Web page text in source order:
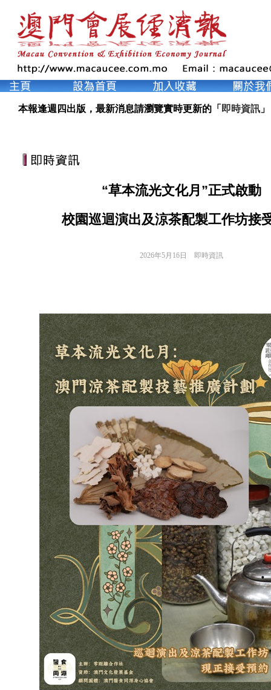
本報逢週四出版，最新消息請瀏覽實時更新的「 即時資訊 」
“草本流光文化月”正式啟動
校園巡迴演出及涼茶配製工作坊接
2026年5月16日 即時資訊